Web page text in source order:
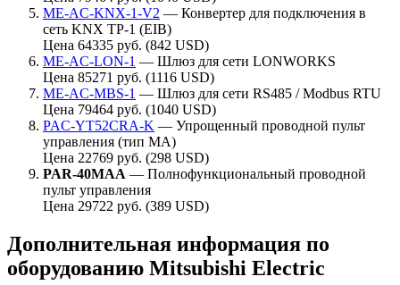
ME-AC-KNX-1-V2 — Конвертер для подключения в
сеть KNX TP-1 (EIB)
Цена 64335 руб. (842 USD)
ME-AC-LON-1 — Шлюз для сети LONWORKS
Цена 85271 руб. (1116 USD)
ME-AC-MBS-1 — Шлюз для сети RS485 / Modbus RTU
Цена 79464 руб. (1040 USD)
PAC-YT52CRA-K — Упрощенный проводной пульт
управления (тип МА)
Цена 22769 руб. (298 USD)
PAR-40MAA — Полнофункциональный проводной
пульт управления
Цена 29722 руб. (389 USD)
Дополнительная информация по
оборудованию Mitsubishi Electric